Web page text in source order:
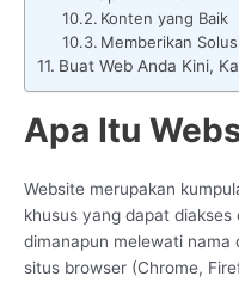
Konten yang Baik
Memberikan Solusi
Buat Web Anda Kini,
Apa Itu
Website merupakan
khusus yang dapat diakses
dimanapun melewati nama
situs browser (Chrome,